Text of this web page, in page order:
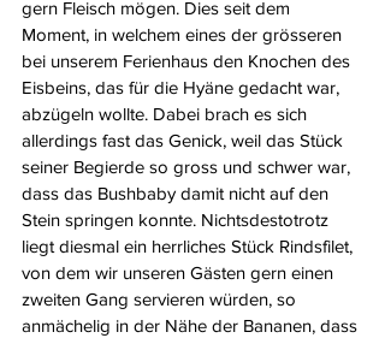
gern Fleisch mögen. Dies seit dem
Moment, in welchem eines der grösseren
bei unserem Ferienhaus den Knochen des
Eisbeins, das für die Hyäne gedacht war,
abzügeln wollte. Dabei brach es sich
allerdings fast das Genick, weil das Stück
seiner Begierde so gross und schwer war,
dass das Bushbaby damit nicht auf den
Stein springen konnte. Nichtsdestotrotz
liegt diesmal ein herrliches Stück Rindsfilet,
von dem wir unseren Gästen gern einen
zweiten Gang servieren würden, so
anmächelig in der Nähe der Bananen, dass